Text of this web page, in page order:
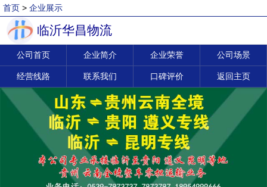
首页 > 企业展示
临沂华昌物流
公司首页 企业简介 企业荣誉 公司场景
经营线路 联系我们 口碑评价 返回主页